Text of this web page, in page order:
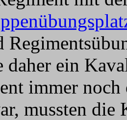
daher ein
immer
mussten